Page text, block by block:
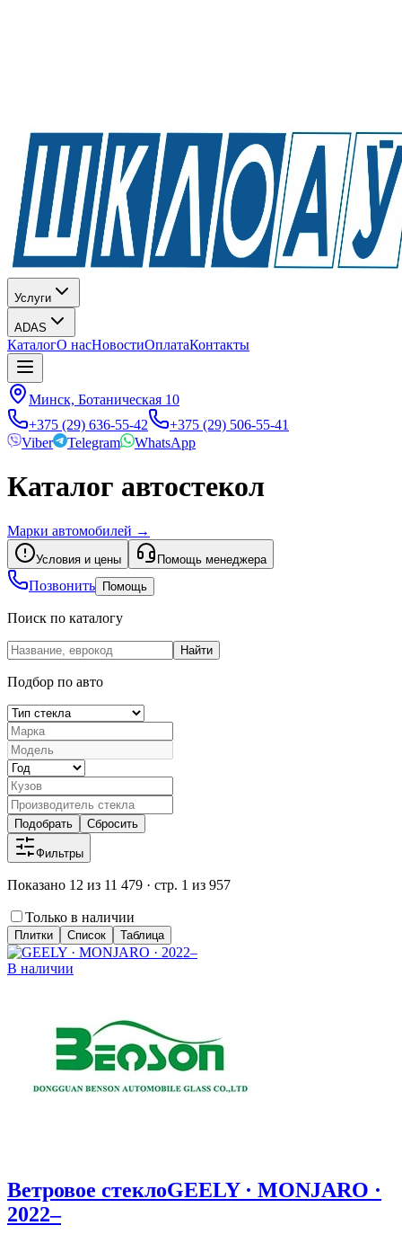
Услуги
ADAS
КаталогО насНовостиОплатаКонтакты
Минск, Ботаническая 10
+375 (29) 636-55-42
+375 (29) 506-55-41
Viber
Telegram WhatsApp
Каталог автостекол
Марки автомобилей →
Условия и цены Помощь менеджера
Позвонить Помощь
Поиск по каталогу
Найти
Подбор по авто
Подобрать Сбросить
Фильтры
Показано 12 из 11 479 · стр. 1 из 957
Только в наличии
Плитки Список Таблица
В наличии
Ветровое стеклоGEELY · MONJARO ·
2022–